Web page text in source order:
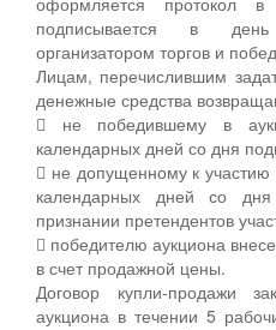
подписывается в
организатором торгов и
Лицам, перечислившим
денежные средства
 не победившему в
календарных дней со дня
 не допущенному к участию
календарных дней со
признании претендентов
 победителю аукциона
в счет продажной цены.
Договор купли-продажи
аукциона в течении 5